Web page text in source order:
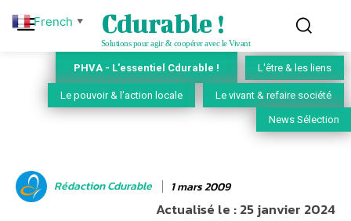
Cdurable !
Solutions pour agir & coopérer avec le Vivant
PHVA - L'essentiel Cdurable ! L'être & les liens
Le pouvoir & l'action locale Le vivant & refaire société
News Sélection
Rédaction Cdurable 1 mars 2009
Actualisé le :25 janvier 2024
French ▼